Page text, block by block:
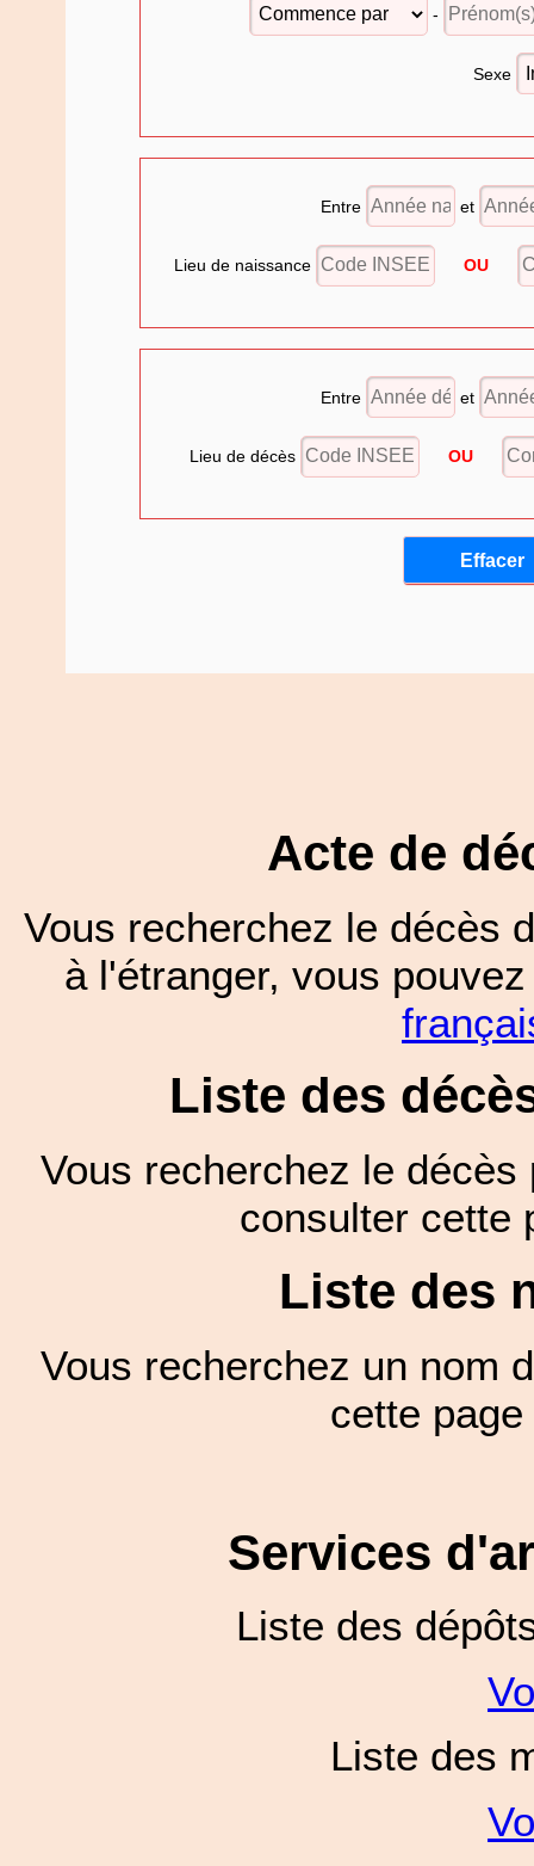
-
Sexe
Entre et
Lieu de naissance OU
Entre et
Lieu de décès OU
Acte de
Vous recherchez le décès
à l'étranger, vous
Liste des
Vous recherchez le
consulter
Liste des
Vous recherchez un nom
cette
Services
Liste des
Liste des